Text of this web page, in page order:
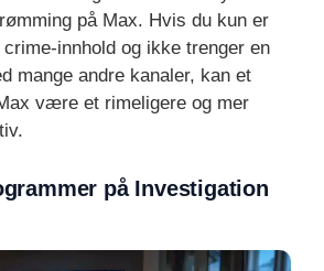
på Max. Hvis du kun er
innhold og ikke trenger en
mange andre kanaler, kan et
være et rimeligere og mer
på Investigation